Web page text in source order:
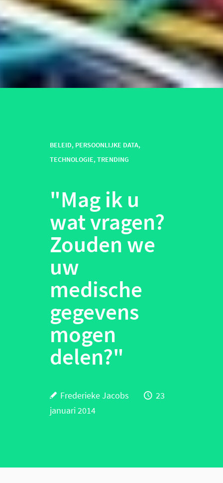
BELEID, PERSOONLIJKE DATA,
TECHNOLOGIE,TRENDING
"Mag ik u
wat vragen?
Zouden we
uw
medische
gegevens
mogen
delen?"
Frederieke Jacobs
23
januari 2014